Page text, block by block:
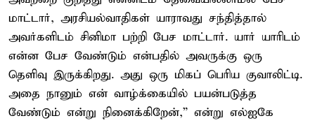
மாட்டார், அரசியல்வாதிகள் யாராவது சந்தித்தால்
அவர்களிடம் சினிமா பற்றி பேச மாட்டார். யார் யாரிடம்
என்ன பேச வேண்டும் என்பதில் அவருக்கு ஒரு
தெளிவு இருக்கிறது. அது ஒரு மிகப் பெரிய குவாலிட்டி.
அதை நானும் என் வாழ்க்கையில் பயன்படுத்த
வேண்டும் என்று நினைக்கிறேன்,” என்று எல்ஐகே